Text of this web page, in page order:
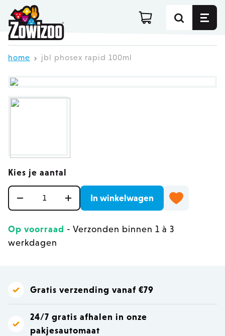
Ga direct door naar de inhoud
home jbl phosex rapid 100ml
Kies je aantal
In winkelwagen
Op voorraad - Verzonden binnen 1 à 3
werkdagen
Gratis verzending vanaf €79
24/7 gratis afhalen in onze
pakjesautomaat